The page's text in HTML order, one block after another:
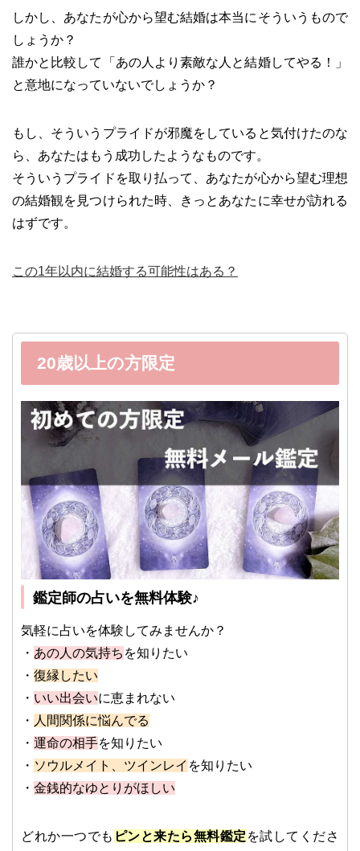
しかし、あなたが心から望む結婚は本当にそういうもので
しょうか？
誰かと比較して「あの人より素敵な人と結婚してやる！」
と意地になっていないでしょうか？
もし、そういうプライドが邪魔をしていると気付けたのな
ら、あなたはもう成功したようなものです。
そういうプライドを取り払って、あなたが心から望む理想
の結婚観を見つけられた時、きっとあなたに幸せが訪れる
はずです。
この1年以内に結婚する可能性はある？
20歳以上の方限定
鑑定師の占いを無料体験♪
気軽に占いを体験してみませんか？
・ あの人の気持ち を知りたい
・ 復縁したい
・ いい出会いに恵まれない
・ 人間関係に悩んでる
・ 運命の相手を知りたい
・ ソウルメイト、ツインレイ を知りたい
・ 金銭的なゆとりがほしい
どれか一つでも ピンと来たら無料鑑定 を試してくださ